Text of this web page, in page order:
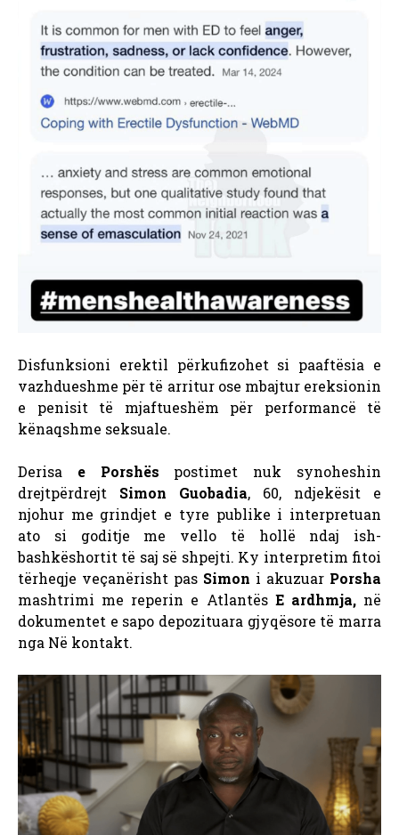
Disfunksioni erektil përkufizohet si paaftësia e
vazhdueshme për të arritur ose mbajtur ereksionin
e penisit të mjaftueshëm për performancë të
kënaqshme seksuale.
Derisa e Porshës postimet nuk synoheshin
drejtpërdrejt Simon Guobadia, 60, ndjekësit e
njohur me grindjet e tyre publike i interpretuan
ato si goditje me vello të hollë ndaj ish-
bashkëshortit të saj së shpejti. Ky interpretim fitoi
tërheqje veçanërisht pas Simon i akuzuar Porsha
mashtrimi me reperin e Atlantës E ardhmja,në
dokumentet e sapo depozituara gjyqësore të marra
nga Në kontakt.